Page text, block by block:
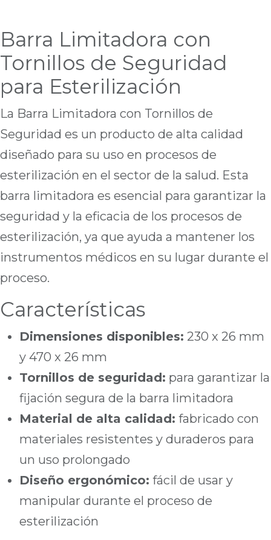
Barra Limitadora con
Tornillos de Seguridad
para Esterilización
La Barra Limitadora con Tornillos de
Seguridad es un producto de alta calidad
diseñado para su uso en procesos de
esterilización en el sector de la salud. Esta
barra limitadora es esencial para garantizar la
seguridad y la eficacia de los procesos de
esterilización, ya que ayuda a mantener los
instrumentos médicos en su lugar durante el
proceso.
Características
Dimensiones disponibles: 230 x 26 mm
y 470 x 26 mm
Tornillos de seguridad: para garantizar la
fijación segura de la barra limitadora
Material de alta calidad: fabricado con
materiales resistentes y duraderos para
un uso prolongado
Diseño ergonómico: fácil de usar y
manipular durante el proceso de
esterilización